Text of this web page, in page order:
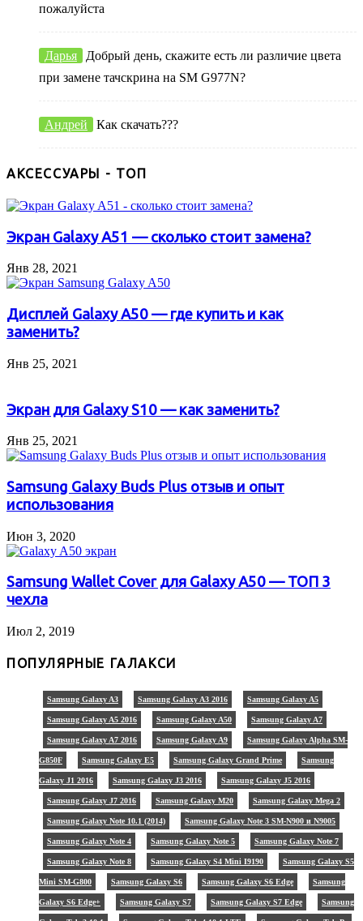
пожалуйста
Дарья
Добрый день, скажите есть ли различие цвета
при замене тачскрина на SM G977N?
Андрей Как скачать???
АКСЕССУАРЫ - ТОП
Экран Galaxy A51 — сколько стоит замена?
Янв 28, 2021
Дисплей Galaxy A50 — где купить и как
заменить?
Янв 25, 2021
Экран для Galaxy S10 — как заменить?
Янв 25, 2021
Samsung Galaxy Buds Plus отзыв и опыт
использования
Июн 3, 2020
Samsung Wallet Cover для Galaxy A50 — ТОП 3
чехла
Июл 2, 2019
ПОПУЛЯРНЫЕ ГАЛАКСИ
Samsung Galaxy A3 Samsung Galaxy A3 2016 Samsung Galaxy A5
Samsung Galaxy A5 2016 Samsung Galaxy A50 Samsung Galaxy A7
Samsung Galaxy A7 2016 Samsung Galaxy A9 Samsung Galaxy Alpha SM-
G850F Samsung Galaxy E5 Samsung Galaxy Grand Prime Samsung
Galaxy J1 2016 Samsung Galaxy J3 2016 Samsung Galaxy J5 2016
Samsung Galaxy J7 2016 Samsung Galaxy M20 Samsung Galaxy Mega 2
Samsung Galaxy Note 10.1 (2014) Samsung Galaxy Note 3 SM-N900 и N9005
Samsung Galaxy Note 4 Samsung Galaxy Note 5 Samsung Galaxy Note 7
Samsung Galaxy Note 8 Samsung Galaxy S4 Mini I9190 Samsung Galaxy S5
Mini SM-G800 Samsung Galaxy S6 Samsung Galaxy S6 Edge Samsung
Galaxy S6 Edge+ Samsung Galaxy S7 Samsung Galaxy S7 Edge Samsung